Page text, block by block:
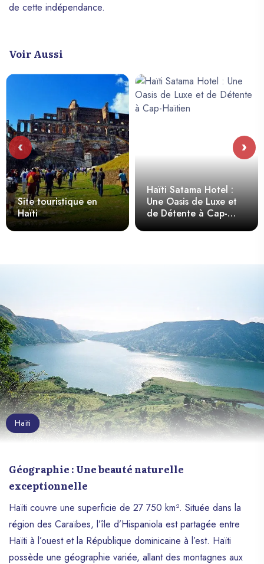
de cette indépendance.
Voir Aussi
Site touristique en
Haïti
Haïti Satama Hotel :
Une Oasis de Luxe et
de Détente à Cap-
Haïtien
‹ ›
Haïti
Géographie : Une beauté naturelle
exceptionnelle
Haïti couvre une superficie de 27 750 km². Située dans la
région des Caraïbes, l’île d’Hispaniola est partagée entre
Haïti à l’ouest et la République dominicaine à l’est. Haïti
possède une géographie variée, allant des montagnes aux